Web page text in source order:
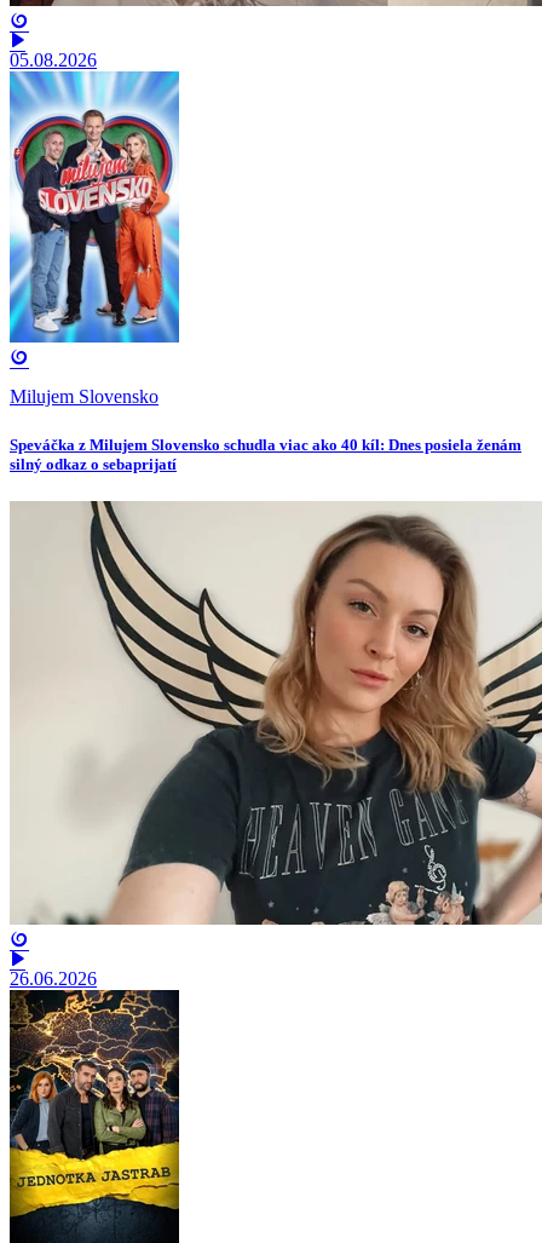
05.08.2026
Milujem Slovensko
Speváčka z Milujem Slovensko schudla viac ako 40 kíl: Dnes posiela ženám
silný odkaz o sebaprijatí
26.06.2026